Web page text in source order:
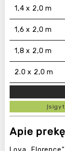
1,4 x 2,0 m
1,6 x 2,0 m
1,8 x 2,0 m
2.0 x 2,0 m
Apie prekę